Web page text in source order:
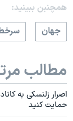
همچنبن ببینید:
جهان
مطالب
اصرار زلنسکی به
حمایت کنید